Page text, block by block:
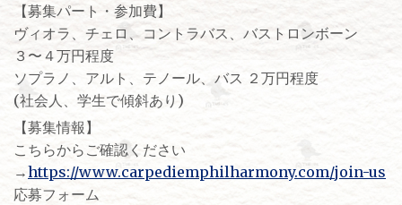
【募集パート・参加費】
ヴィオラ、チェロ、コントラバス、バストロンボーン
３〜４万円程度
ソプラノ、アルト、テノール、バス ２万円程度
(社会人、学生で傾斜あり)
【募集情報】
こちらからご確認ください
→https://www.carpediemphilharmony.com/join-us
応募フォーム